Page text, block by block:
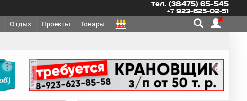
тел. (38475) 65-545
+7 923-625-02-51
Отдых Проекты Товары
реклама